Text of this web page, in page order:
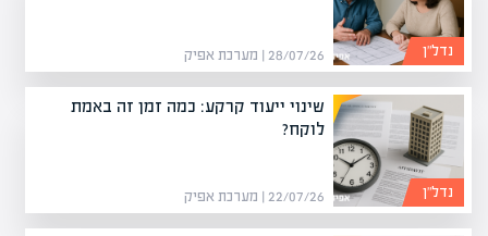
28/07/26 | מערכת אפיק נדל”ן
שינוי ייעוד קרקע: כמה זמן זה באמת
לוקח?
22/07/26 | מערכת אפיק נדל”ן